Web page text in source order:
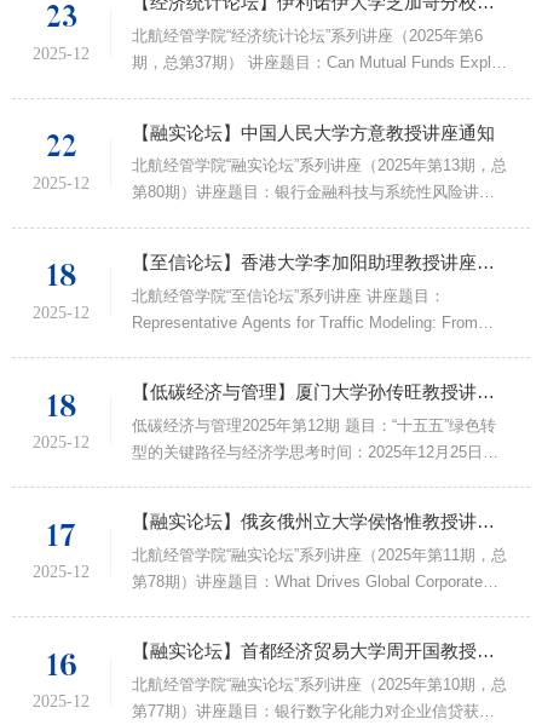
23
2025-12
北航经管学院“经济统计论坛”系列讲座（2025年第6
期，总第37期） 讲座题目：Can Mutual Funds Exploit
26日（周五），10:00-11:00会议地址：新主楼 A618讲
座嘉宾：舒腾嘉 助理教授 邀请人：康雁飞 教授讲座嘉
宾 Tengjia Shu is an Assistant Professor of Finance
degree...
22
2025-12
【融实论坛】中国人民大学方意教授讲座通知
北航经管学院“融实论坛”系列讲座（2025年第13期，总
第80期）讲座题目：银行金融科技与系统性风险讲座
楼A618讲座主持人：谭小芬 教授讲座嘉宾介绍：方
意，中国人民大学国家发展与战略研究院教授，博士生
导师，经济学博士，教育部国家级青年人才，国家社科
《世界经济》《经...
18
2025-12
【至信论坛】香港大学李加阳助理教授讲座通知
北航经管学院“至信论坛”系列讲座 讲座题目：
Representative Agents for Traffic Modeling: From
A1148 讲座嘉宾：李加阳 助理教授，香港大学 讲座嘉
宾 简介Jiayang Li (李加阳) is an Assistant Professor
in the Department of Data and Systems Engineering
the ...
18
2025-12
【低碳经济与管理】厦门大学孙传旺教授讲座通知
低碳经济与管理2025年第12期 题目：“十五五”绿色转
型的关键路径与经济学思考时间：2025年12月25日
五”时期是我国经济社会发展全面绿色转型的攻坚期和
加速期。当前，我国发展环境面临深刻复杂变化，“双
碳”工作纵深推进，全球绿色贸易规则加速重构，人民
场实践，从产业重...
17
2025-12
【融实论坛】俄亥俄州立大学侯恪惟教授讲座通知
北航经管学院“融实论坛”系列讲座（2025年第11期，总
第78期）讲座题目：What Drives Global Corporate
路校区新主楼 A618讲座主持人：部慧 副教授 讲座嘉
宾 简介侯恪惟，现任美国俄亥俄州立大学菲舍尔商学
院Ric Dillon投资学讲席教授。侯恪惟教授的主要研究
16
2025-12
【融实论坛】首都经济贸易大学周开国教授讲座通知
北航经管学院“融实论坛”系列讲座（2025年第10期，总
第77期）讲座题目：银行数字化能力对企业信贷获取